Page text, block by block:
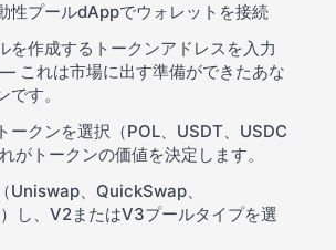
性プールdAppでウォレットを接続
を作成するトークンアドレスを入力
これは市場に出す準備ができたあな
です。
ークンを選択（POL、USDT、USDC
がトークンの価値を決定します。
Uniswap、QuickSwap、
し、V2またはV3プールタイプを選